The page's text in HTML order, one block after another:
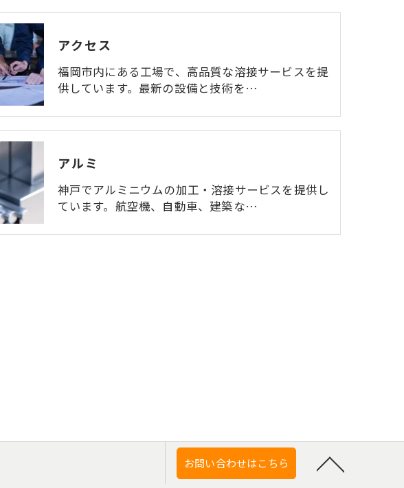
アクセス
福岡市内にある工場で、高品質な溶接サービスを提
供しています。最新の設備と技術を…
アルミ
神戸でアルミニウムの加工・溶接サービスを提供し
ています。航空機、自動車、建築な…
お問い合わせはこちら